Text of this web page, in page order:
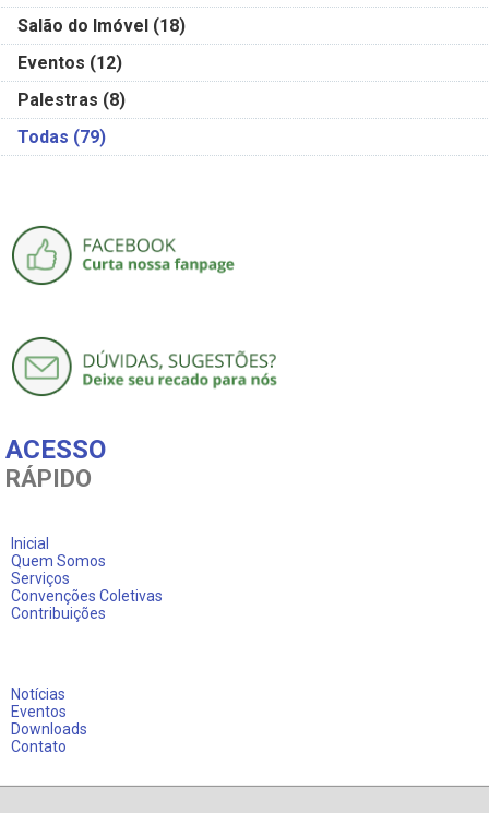
Salão do Imóvel (18)
Eventos (12)
Palestras (8)
Todas (79)
ACESSO
RÁPIDO
Inicial
Quem Somos
Serviços
Convenções Coletivas
Contribuições
Notícias
Eventos
Downloads
Contato